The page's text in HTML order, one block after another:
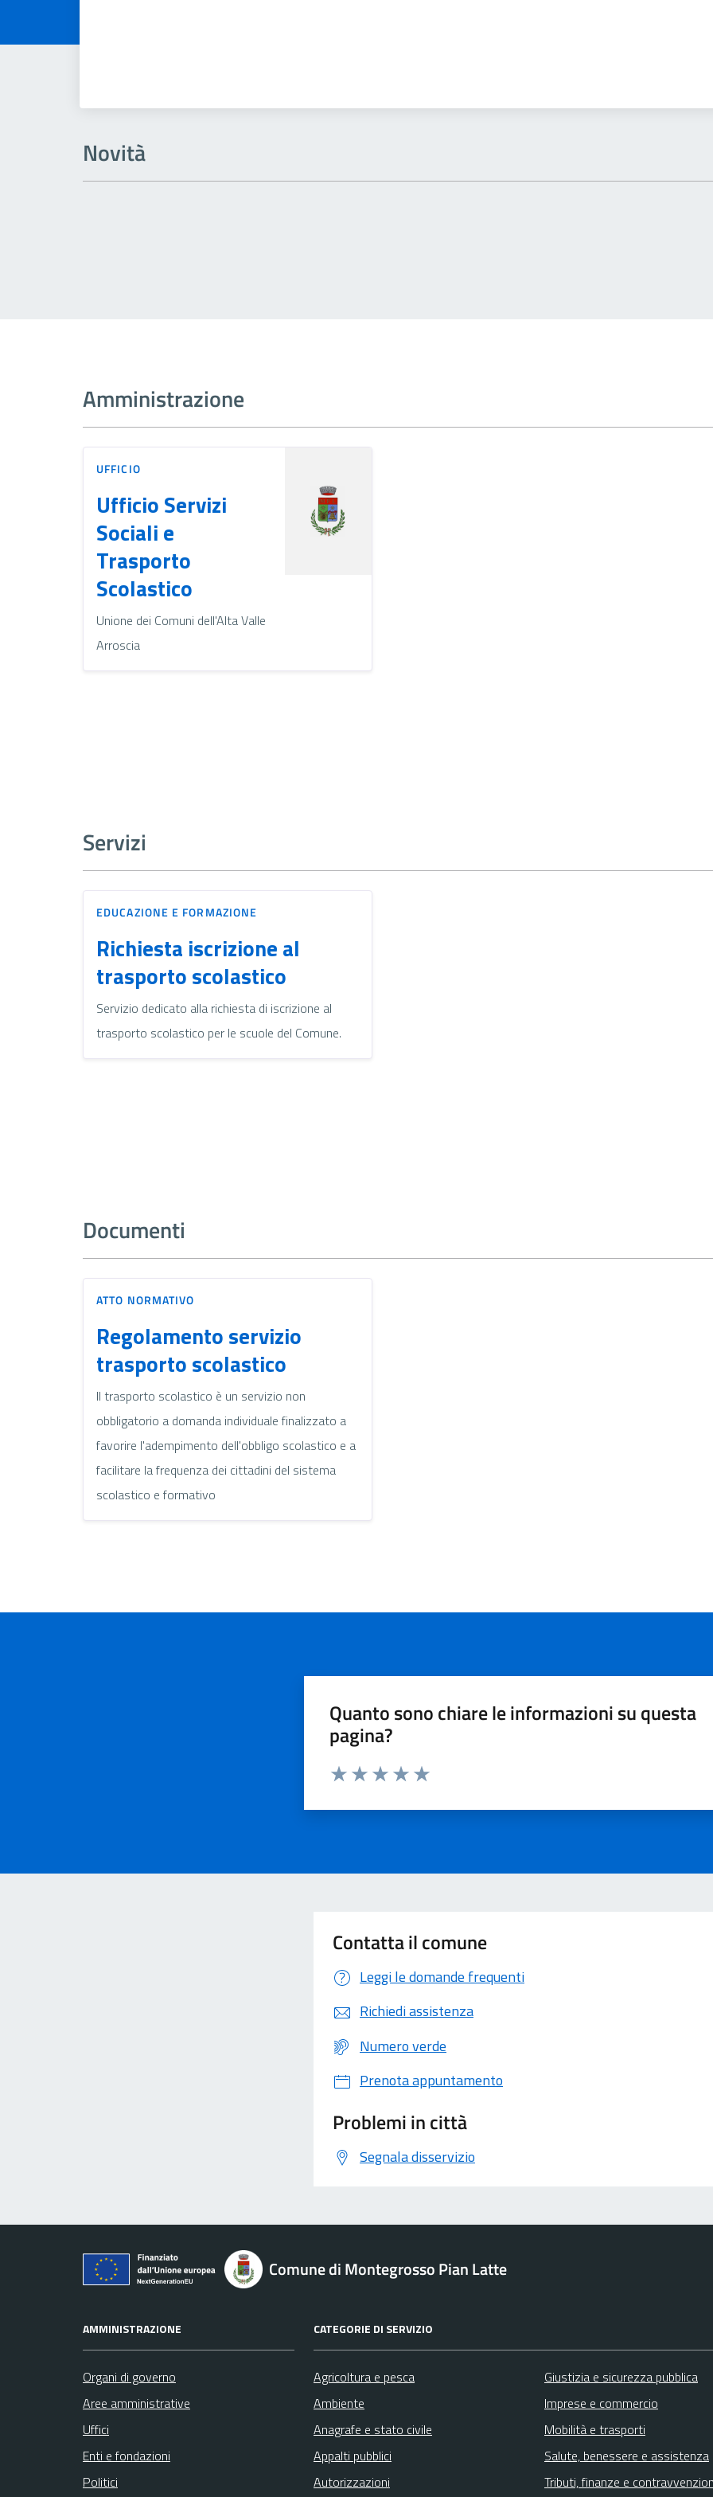
Novità
Amministrazione
UFFICIO
Ufficio Servizi
Sociali e
Trasporto
Scolastico
Unione dei Comuni dell'Alta Valle
Arroscia
Servizi
EDUCAZIONE E FORMAZIONE
Richiesta iscrizione al
trasporto scolastico
Servizio dedicato alla richiesta di iscrizione al
trasporto scolastico per le scuole del Comune.
Documenti
ATTO NORMATIVO
Regolamento servizio
trasporto scolastico
Il trasporto scolastico è un servizio non
obbligatorio a domanda individuale finalizzato a
favorire l'adempimento dell'obbligo scolastico e a
facilitare la frequenza dei cittadini del sistema
scolastico e formativo
Quanto sono chiare le informazioni su questa
pagina?
Contatta il comune
Leggi le domande frequenti
Richiedi assistenza
Numero verde
Prenota appuntamento
Problemi in città
Segnala disservizio
Comune di Montegrosso Pian Latte
AMMINISTRAZIONE
Organi di governo
Aree amministrative
Uffici
Enti e fondazioni
Politici
CATEGORIE DI SERVIZIO
Agricoltura e pesca
Ambiente
Anagrafe e stato civile
Appalti pubblici
Autorizzazioni
Giustizia e sicurezza pubblica
Imprese e commercio
Mobilità e trasporti
Salute, benessere e assistenza
Tributi, finanze e